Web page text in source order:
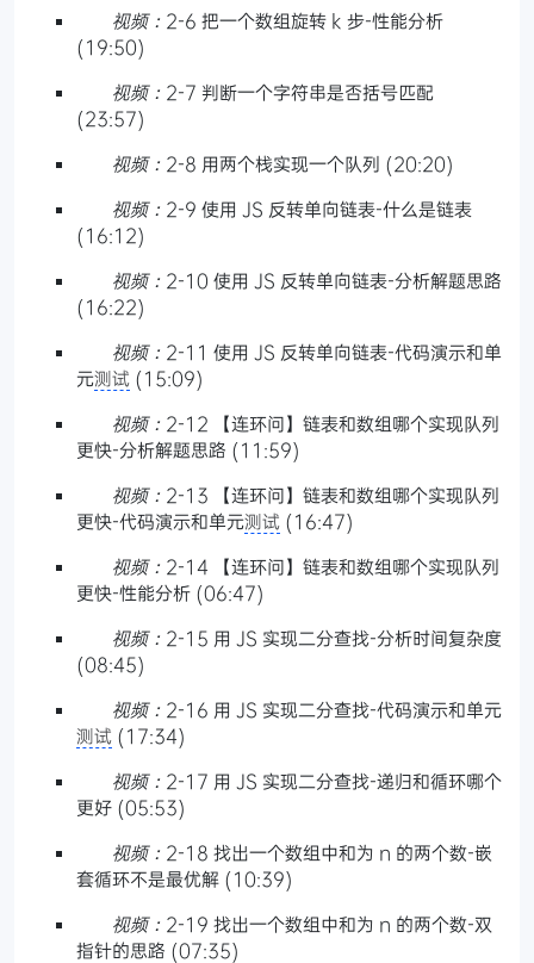
视频： 2-6 把一个数组旋转 k 步-性能分析
(19:50)
视频： 2-7 判断一个字符串是否括号匹配
(23:57)
视频： 2-8 用两个栈实现一个队列 (20:20)
视频： 2-9 使用 JS 反转单向链表-什么是链表
(16:12)
视频： 2-10 使用 JS 反转单向链表-分析解题思路
(16:22)
视频： 2-11 使用 JS 反转单向链表-代码演示和单
元测试 (15:09)
视频： 2-12 【连环问】链表和数组哪个实现队列
更快-分析解题思路 (11:59)
视频： 2-13 【连环问】链表和数组哪个实现队列
更快-代码演示和单元测试 (16:47)
视频： 2-14 【连环问】链表和数组哪个实现队列
更快-性能分析 (06:47)
视频： 2-15 用 JS 实现二分查找-分析时间复杂度
(08:45)
视频： 2-16 用 JS 实现二分查找-代码演示和单元
测试 (17:34)
视频： 2-17 用 JS 实现二分查找-递归和循环哪个
更好 (05:53)
视频： 2-18 找出一个数组中和为 n 的两个数-嵌
套循环不是最优解 (10:39)
视频： 2-19 找出一个数组中和为 n 的两个数-双
指针的思路 (07:35)